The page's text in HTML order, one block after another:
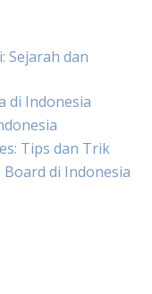
Sejarah dan
di Indonesia
Tips dan Trik
di Indonesia